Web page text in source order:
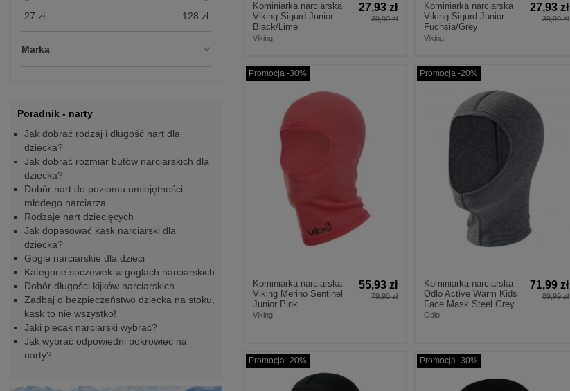
Kominiarka narciarska
Viking Sigurd Junior
Black/Lime
Viking
27,93 zł
39,90 zł
Kominiarka narciarska
Viking Sigurd Junior
Fuchsia/Grey
Viking
27,93 zł
39,90 zł
Promocja -30%
Kominiarka narciarska
Viking Merino Sentinel
Junior Pink
Viking
55,93 zł
79,90 zł
Promocja -20%
Kominiarka narciarska
Odlo Active Warm Kids
Face Mask Steel Grey
Odlo
71,99 zł
89,99 zł
Promocja -20% Promocja -30%
27 zł 128 zł
Marka
Poradnik - narty
Jak dobrać rodzaj i długość nart dla
dziecka?
Jak dobrać rozmiar butów narciarskich dla
dziecka?
Dobór nart do poziomu umiejętności
młodego narciarza
Rodzaje nart dziecięcych
Jak dopasować kask narciarski dla
dziecka?
Gogle narciarskie dla dzieci
Kategorie soczewek w goglach narciarskich
Dobór długości kijków narciarskich
Zadbaj o bezpieczeństwo dziecka na stoku,
kask to nie wszystko!
Jaki plecak narciarski wybrać?
Jak wybrać odpowiedni pokrowiec na
narty?